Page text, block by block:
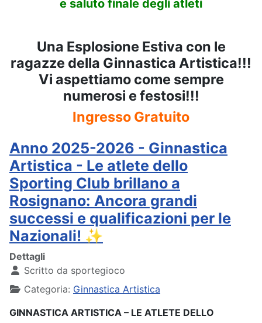
e saluto finale degli atleti
Una Esplosione Estiva con le
ragazze della Ginnastica Artistica!!!
Vi aspettiamo come sempre
numerosi e festosi!!!
Ingresso Gratuito
Anno 2025-2026 - Ginnastica
Artistica - Le atlete dello
Sporting Club brillano a
Rosignano: Ancora grandi
successi e qualificazioni per le
Nazionali! ✨
Dettagli
Scritto da sportegioco
Categoria: Ginnastica Artistica
GINNASTICA ARTISTICA – LE ATLETE DELLO